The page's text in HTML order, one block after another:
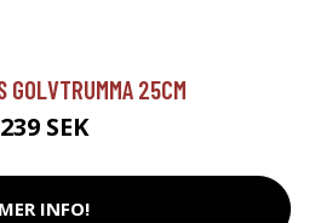
GOLVTRUMMA 25CM
239 SEK
MER INFO!